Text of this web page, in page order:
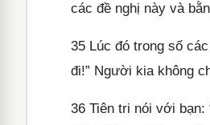
các đề nghị này và
35 Lúc đó trong số
đi!” Người kia không
36 Tiên tri nói với